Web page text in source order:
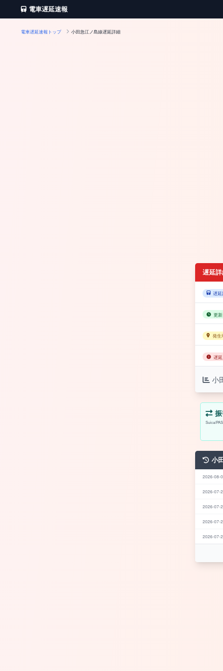
電車遅延速報
電車遅延速報トップ 小田急江ノ島線遅延詳細
遅延
遅延
更
発生
遅
小
Suica/
小
2026-08-
2026-07-
2026-07-
2026-07-
2026-07-